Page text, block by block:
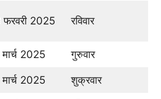
फरवरी 2025 रविवार
2025 गुरुवार
2025 शुक्रवार